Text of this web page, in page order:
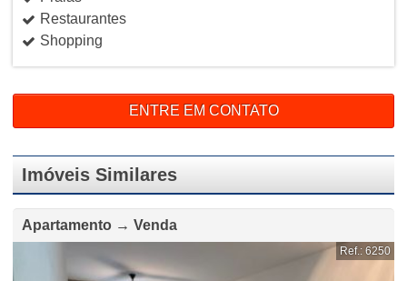
Restaurantes
Shopping
ENTRE EM CONTATO
Imóveis Similares
Apartamento → Venda
Ref.: 6250